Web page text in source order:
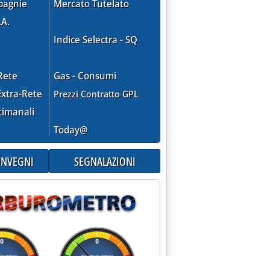
IL PREZZO DEL GREGGIO È TROPPO ALTO'
Rete
Mercato Tutelato
Indice Selectra - SQ
Gas - Consumi
Prezzi Contratto GPL
Today@
SEGNALAZIONI